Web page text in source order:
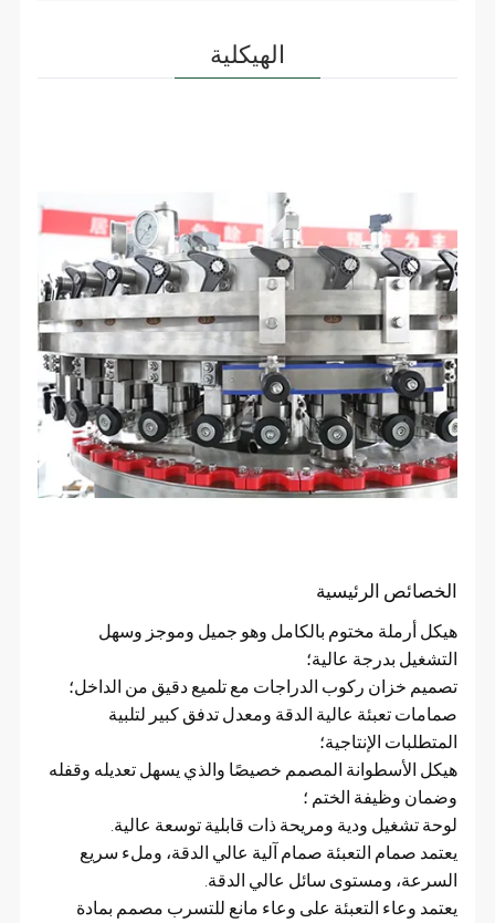
الهيكلية
الخصائص الرئيسية
هيكل أرملة مختوم بالكامل وهو جميل وموجز وسهل
التشغيل بدرجة عالية؛
تصميم خزان ركوب الدراجات مع تلميع دقيق من الداخل؛
صمامات تعبئة عالية الدقة ومعدل تدفق كبير لتلبية
المتطلبات الإنتاجية؛
هيكل الأسطوانة المصمم خصيصًا والذي يسهل تعديله وقفله
وضمان وظيفة الختم ؛
لوحة تشغيل ودية ومريحة ذات قابلية توسعة عالية.
يعتمد صمام التعبئة صمام آلية عالي الدقة، وملء سريع
السرعة، ومستوى سائل عالي الدقة.
يعتمد وعاء التعبئة على وعاء مانع للتسرب مصمم بمادة